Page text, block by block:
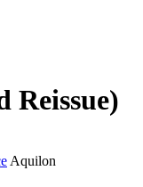
Reissue)
Aquilon